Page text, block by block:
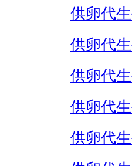
供卵代
供卵代
供卵代
供卵代
供卵代